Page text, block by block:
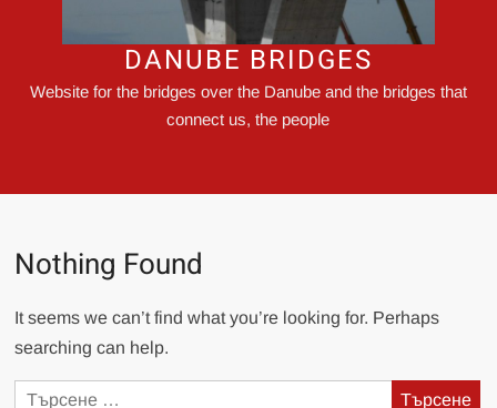
DANUBE BRIDGES
Website for the bridges over the Danube and the bridges that
connect us, the people
Nothing Found
It seems we can’t find what you’re looking for. Perhaps
searching can help.
Търсене